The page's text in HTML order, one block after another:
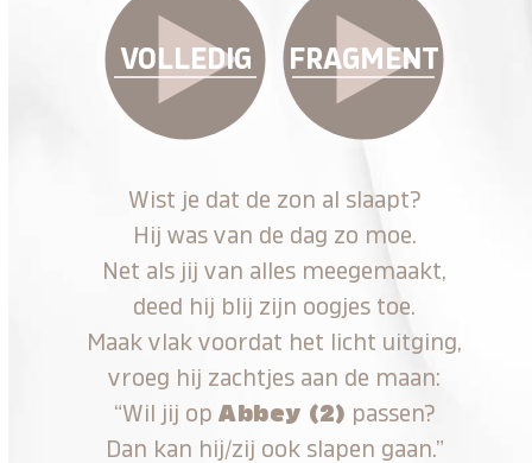
VOLLEDIG FRAGMENT
Wist je dat de zon al slaapt?
Hij was van de dag zo moe.
Net als jij van alles meegemaakt,
deed hij blij zijn oogjes toe.
Maak vlak voordat het licht uitging,
vroeg hij zachtjes aan de maan:
“Wil jij opAbbey (2) passen?
Dan kan hij/zij ook slapen gaan.”